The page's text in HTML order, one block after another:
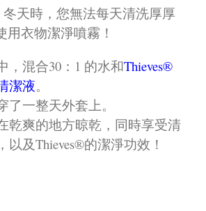
天時，您無法每天清洗厚厚
用衣物潔淨噴霧！
，混合30：1 的水和Thieves®
潔液。
了一整天外套上。
乾爽的地方晾乾，同時享受清
以及Thieves®的潔淨功效！